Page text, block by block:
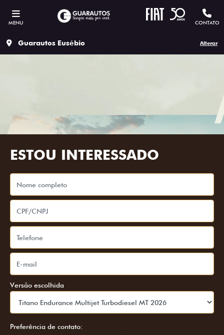
MENU CONTATO
Guarautos Eusébio Alterar
ESTOU INTERESSADO
Versão escolhida
Preferência de contato: